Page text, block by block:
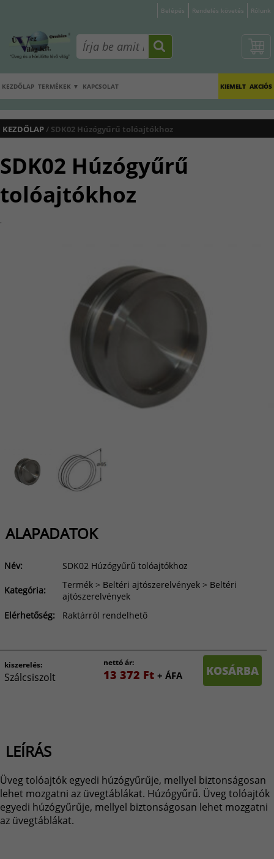
Rólunk
Rendelés követés
Belépés
KEZDŐLAP TERMÉKEK ▼ KAPCSOLAT AKCIÓS
KIEMELT
KEZDŐLAP/ SDK02 Húzógyűrű tolóajtókhoz
SDK02 Húzógyűrű
tolóajtókhoz
.
ALAPADATOK
Név: SDK02 Húzógyűrű tolóajtókhoz
Kategória:
Termék > Beltéri ajtószerelvények > Beltéri
ajtószerelvények
Elérhetőség:
Raktárról rendelhető
kiszerelés:
Szálcsiszolt
nettó ár:
13 372 Ft + ÁFA KOSÁRBA
LEÍRÁS
Üveg tolóajtók egyedi húzógyűrűje, mellyel biztonságosan
lehet mozgatni az üvegtáblákat. Húzógyűrű. Üveg tolóajtók
egyedi húzógyűrűje, mellyel biztonságosan lehet mozgatni
az üvegtáblákat.